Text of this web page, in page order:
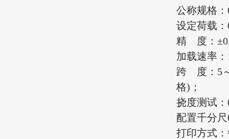
公称规格
设定荷载
精 度：
加载速率
跨 度：5
格)；
挠度测试
配置千分
打印方式